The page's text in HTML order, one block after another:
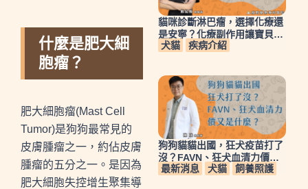
什麼是肥大細
胞瘤？
肥大細胞瘤(Mast Cell
Tumor)是狗狗最常見的
皮膚腫瘤之一，約佔皮膚
腫瘤的五分之一。是因為
肥大細胞失控增生聚集導
貓咪診斷淋巴瘤，選擇化療還
是安寧？化療副作用讓寶貝很
痛苦？
犬貓 疾病介紹
狗狗貓貓出國，狂犬疫苗打了
沒？FAVN、狂犬血清力價又
是什麼？
最新消息 犬貓 飼養照護